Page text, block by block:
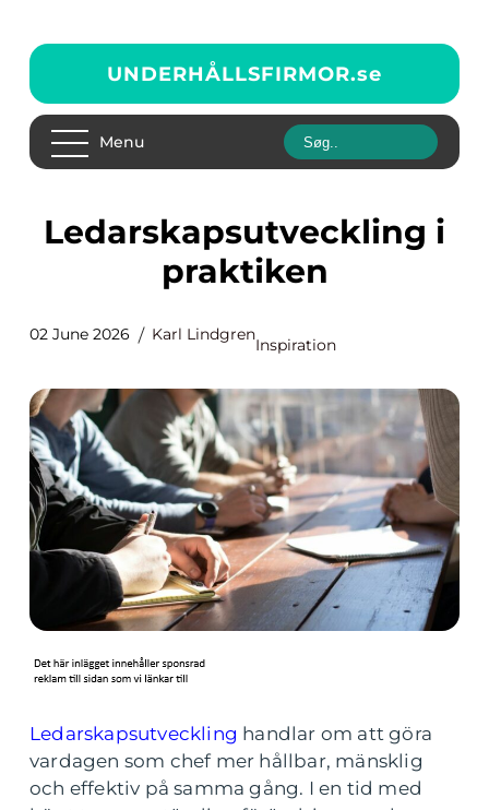
UNDERHÅLLSFIRMOR.se
Menu
Ledarskapsutveckling i
praktiken
02 June 2026 Karl Lindgren
Inspiration
Ledarskapsutveckling handlar om att göra
vardagen som chef mer hållbar, mänsklig
och effektiv på samma gång. I en tid med